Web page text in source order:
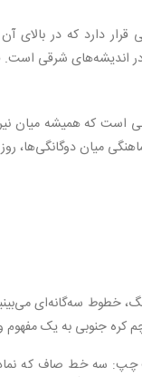
دارد که در بالای
در اندیشه‌های شرقی
است که همیشه میان
میان دوگانگی‌ها،
خطوط سه‌گانه‌ای
کره جنوبی به یک مفهوم